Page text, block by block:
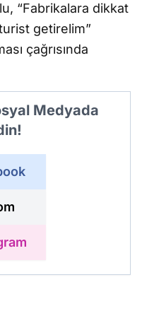
“Fabrikalara dikkat
getirelim”
çağrısında
Medyada